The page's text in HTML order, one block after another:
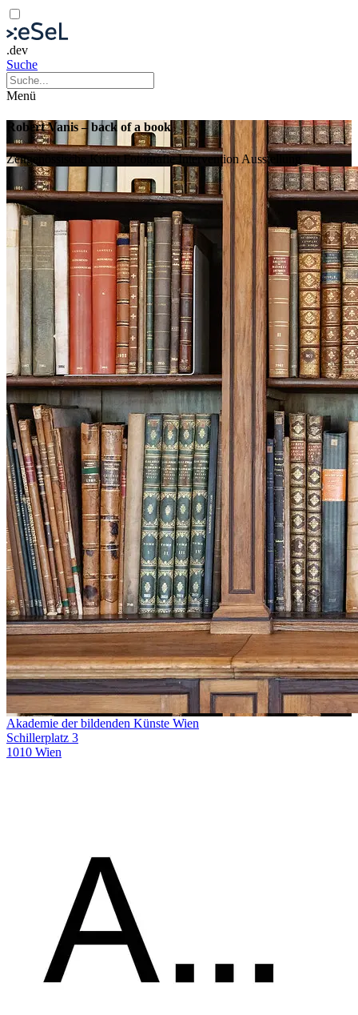
.dev
Suche
Menü
Robert Vanis – back of a book
Zeitgenössische KunstFotografieInterventionAusstellung
Akademie der bildenden Künste Wien
Schillerplatz 3
1010 Wien